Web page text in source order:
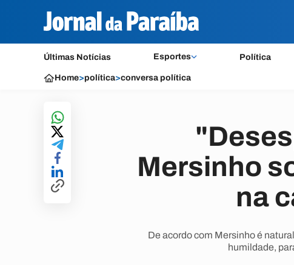
Últimas Notícias Esportes Política
Home>política>conversa política
Mersinho
na
De acordo com Mersinho é
humildade,